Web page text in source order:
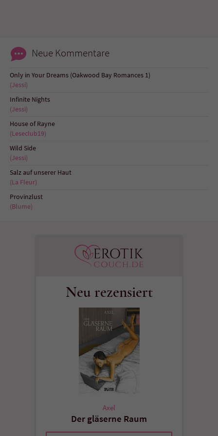
Neue Kommentare
Only in Your Dreams (Oakwood Bay Romances 1)
(Jessi)
Infinite Nights
(Jessi)
House of Rayne
(Leseclub19)
Wild Side
(Jessi)
Salz auf unserer Haut
(La Fleur)
Provinzlust
(Blume)
Neu rezensiert
Axel
Der gläserne Raum